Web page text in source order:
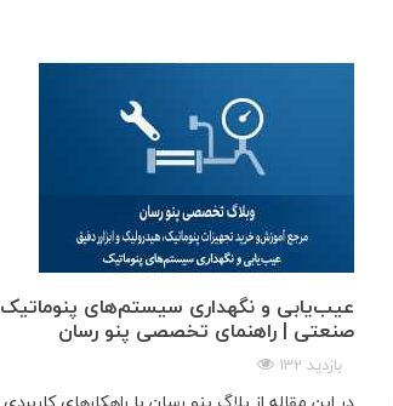
عیب‌یابی و نگهداری سیستم‌های پنوماتیک
صنعتی | راهنمای تخصصی پنو رسان
132 بازدید